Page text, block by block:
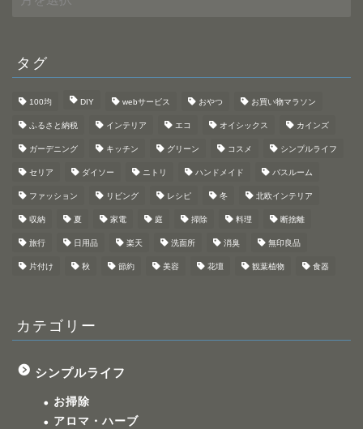
ー
ブ
タグ
100均 DIY webサービス おやつ お買い物マラソン
ふるさと納税 インテリア エコ オイシックス カインズ
ガーデニング キッチン グリーン コスメ シンプルライフ
セリア ダイソー ニトリ ハンドメイド バスルーム
ファッション リビング レシピ 冬 北欧インテリア
収納 夏 家電 庭 掃除 料理 断捨離
旅行 日用品 楽天 洗面所 消臭 無印良品
片付け 秋 節約 美容 花壇 観葉植物 食器
カテゴリー
シンプルライフ
お掃除
アロマ・ハーブ